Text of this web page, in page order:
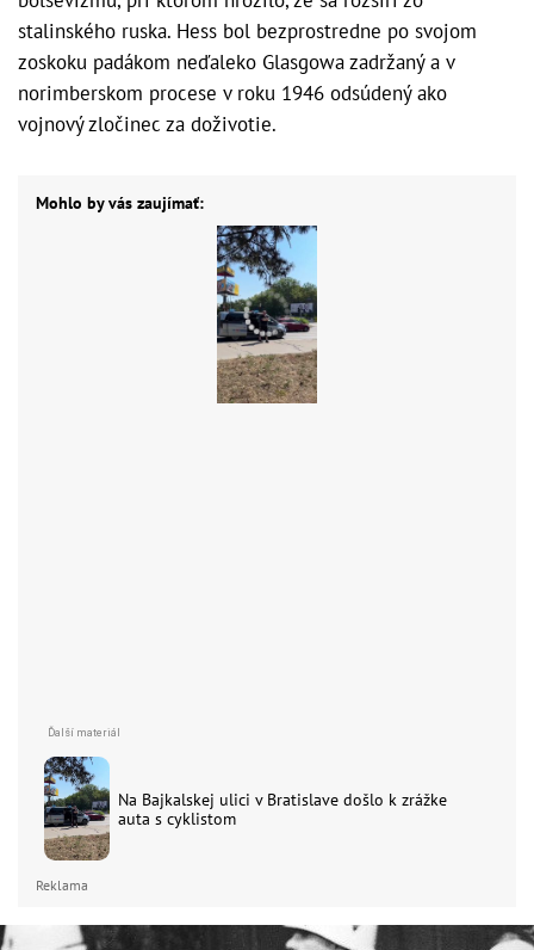
stalinského ruska. Hess bol bezprostredne po svojom
zoskoku padákom neďaleko Glasgowa zadržaný a v
norimberskom procese v roku 1946 odsúdený ako
vojnový zločinec za doživotie.
Mohlo by vás zaujímať:
Na Bajkalskej ulici v Bratislave došlo k zrážke
auta s cyklistom
Reklama